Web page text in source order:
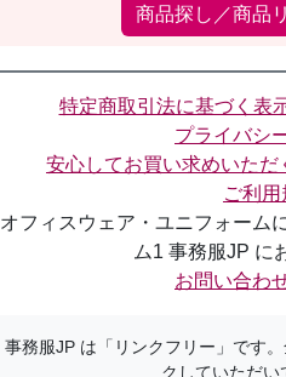
商品探し／商品
特定商取引法に基づく表
プライバシ
安心してお買い求めいただ
ご利用
オフィスウェア・ユニフォーム
ム1 事務服JP に
お問い合わ
事務服JP は「リンクフリー」です
クしていただい